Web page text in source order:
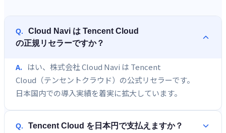
Q.
Cloud Navi は Tencent Cloud
の正規リセラーですか？
A.
はい、株式会社 Cloud Navi は Tencent
Cloud（テンセントクラウド）の公式リセラーです。
日本国内での導入実績を着実に拡大しています。
Q. Tencent Cloud を日本円で支払えますか？